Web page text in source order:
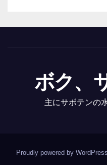
ボク、
主にサボテンの
Proudly powered by WordPress